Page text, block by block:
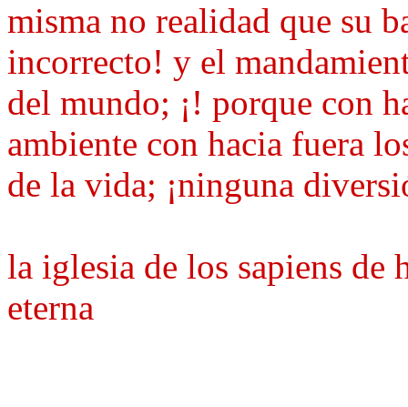
misma no realidad que su
incorrecto! y el
del mundo; ¡! porque con
ambiente con hacia fuera
de la vida; ¡ninguna
la iglesia de los sapiens de
eterna